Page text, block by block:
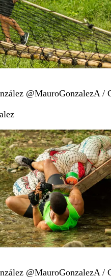
@MauroGonzalezA /
@MauroGonzalezA /